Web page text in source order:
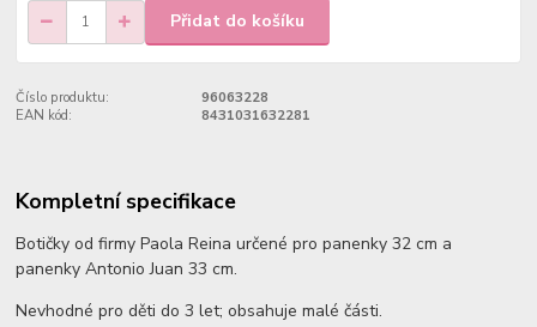
Přidat do košíku
Číslo produktu:
96063228
EAN kód:
8431031632281
Kompletní specifikace
Botičky od firmy Paola Reina určené pro panenky 32 cm a
panenky Antonio Juan 33 cm.
Nevhodné pro děti do 3 let; obsahuje malé části.